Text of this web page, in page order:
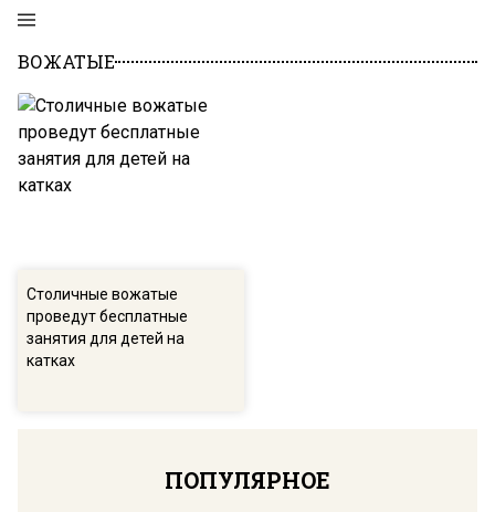
ВОЖАТЫЕ
Столичные вожатые
проведут бесплатные
занятия для детей на
катках
ПОПУЛЯРНОЕ